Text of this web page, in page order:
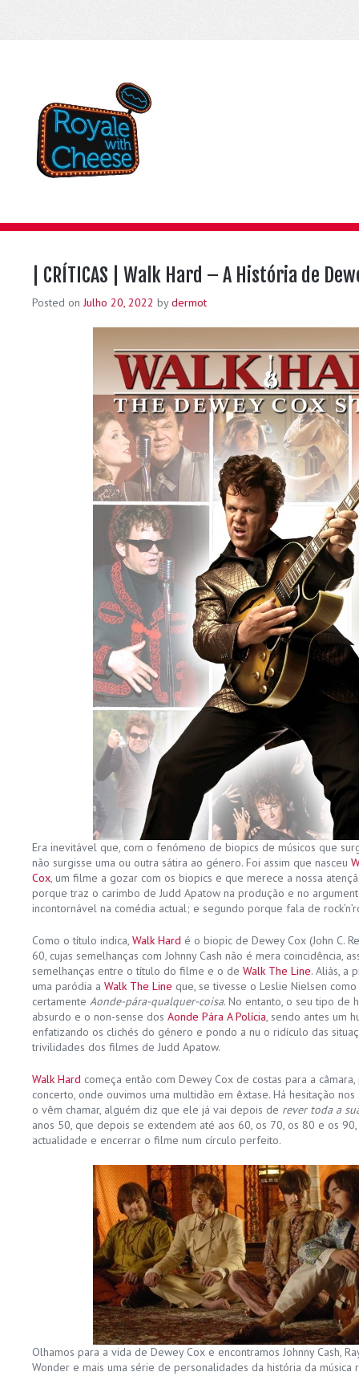
| CRÍTICAS | Walk Hard – A História de
Posted onJulho 20, 2022 bydermot
Era inevitável que, com o fenómeno de biopics de músicos que
não surgisse uma ou outra sátira ao género. Foi assim que nasceu
Cox, um filme a gozar com os biopics e que merece a nossa
porque traz o carimbo de Judd Apatow na produção e no
incontornável na comédia actual; e segundo porque fala de
Como o título indica, Walk Hard é o biopic de Dewey Cox (John C.
60, cujas semelhanças com Johnny Cash não é mera coincidência,
semelhanças entre o título do filme e o de Walk The Line. Aliás, a
uma paródia a Walk The Line que, se tivesse o Leslie Nielsen
certamente Aonde-pára-qualquer-coisa. No entanto, o seu tipo de
absurdo e o non-sense dos Aonde Pára A Polícia, sendo antes um
enfatizando os clichés do género e pondo a nu o ridículo das
trivilidades dos filmes de Judd Apatow.
Walk Hard começa então com Dewey Cox de costas para a
concerto, onde ouvimos uma multidão em êxtase. Há hesitação
o vêm chamar, alguém diz que ele já vai depois de rever toda a
anos 50, que depois se extendem até aos 60, os 70, os 80 e os
actualidade e encerrar o filme num círculo perfeito.
Olhamos para a vida de Dewey Cox e encontramos Johnny Cash,
Wonder e mais uma série de personalidades da história da música